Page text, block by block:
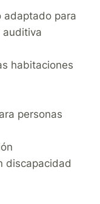
adaptado para
auditiva
habitaciones
personas
discapacidad